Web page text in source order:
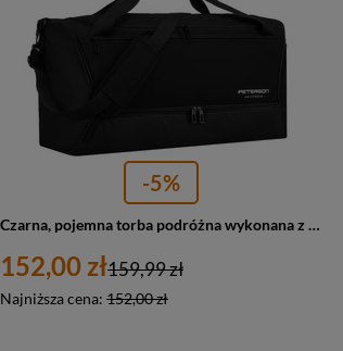
-5%
Czarna, pojemna torba podróżna wykonana z wytrzymałego poliestru - Peterson
152,00 zł
Najniższa cena: 152,00 zł
159,99 zł